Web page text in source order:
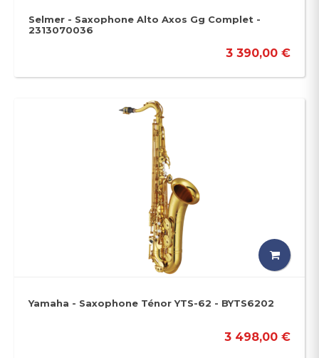
Selmer - Saxophone Alto Axos Gg Complet -
2313070036
3 390,00 €
Yamaha - Saxophone Ténor YTS-62 - BYTS6202
3 498,00 €